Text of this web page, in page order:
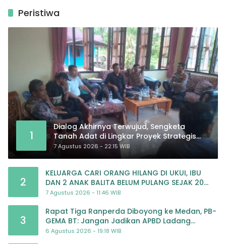
Peristiwa
1
Dialog Akhirnya Terwujud, Sengketa
Tanah Adat di Lingkar Proyek Strategis
Nasional Memasuki Babak Baru
7 Agustus 2026 - 22:15 WIB
2
KELUARGA CARI ORANG HILANG DI UKUI, IBU
DAN 2 ANAK BALITA BELUM PULANG SEJAK 20
JULI 2026
7 Agustus 2026 - 11:46 WIB
3
Rapat Tiga Ranperda Diboyong ke Medan, PB-
GEMA BT: Jangan Jadikan APBD Ladang
Pembiayaan yang Tak Perlu
6 Agustus 2026 - 19:18 WIB